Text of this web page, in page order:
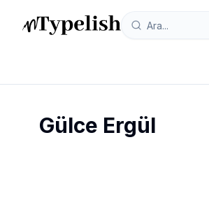
Gülce Ergül